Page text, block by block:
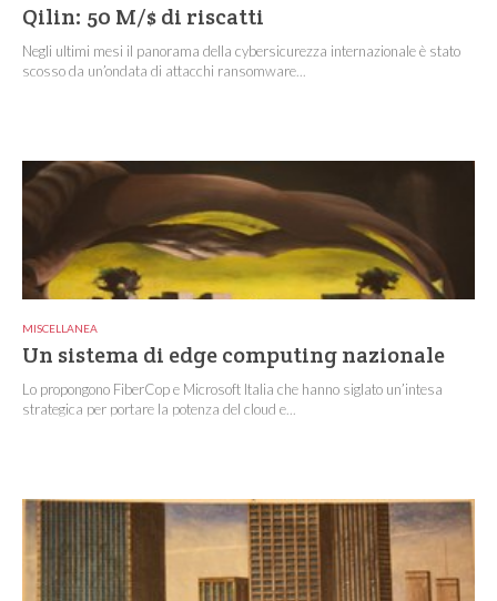
Qilin: 50 M/$ di riscatti
Negli ultimi mesi il panorama della cybersicurezza internazionale è stato
scosso da un’ondata di attacchi ransomware...
MISCELLANEA
Un sistema di edge computing nazionale
Lo propongono FiberCop e Microsoft Italia che hanno siglato un’intesa
strategica per portare la potenza del cloud e...